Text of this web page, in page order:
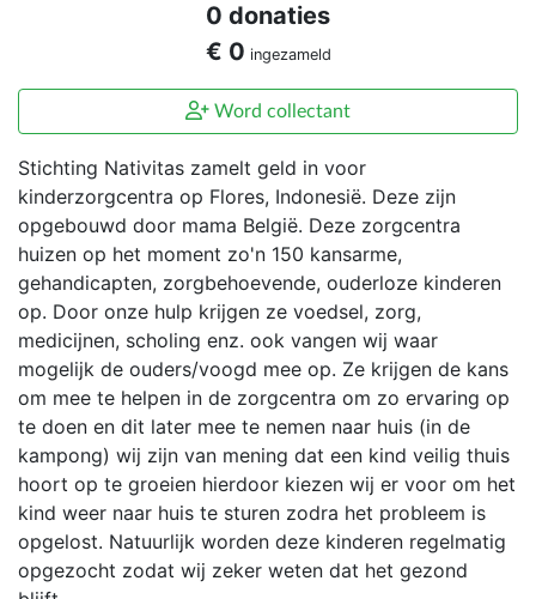
0 donaties
€ 0 ingezameld
Word collectant
Stichting Nativitas zamelt geld in voor
kinderzorgcentra op Flores, Indonesië. Deze zijn
opgebouwd door mama België. Deze zorgcentra
huizen op het moment zo'n 150 kansarme,
gehandicapten, zorgbehoevende, ouderloze kinderen
op. Door onze hulp krijgen ze voedsel, zorg,
medicijnen, scholing enz. ook vangen wij waar
mogelijk de ouders/voogd mee op. Ze krijgen de kans
om mee te helpen in de zorgcentra om zo ervaring op
te doen en dit later mee te nemen naar huis (in de
kampong) wij zijn van mening dat een kind veilig thuis
hoort op te groeien hierdoor kiezen wij er voor om het
kind weer naar huis te sturen zodra het probleem is
opgelost. Natuurlijk worden deze kinderen regelmatig
opgezocht zodat wij zeker weten dat het gezond